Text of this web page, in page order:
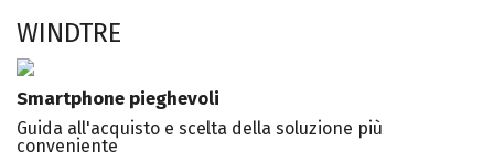
WINDTRE
Smartphone pieghevoli
Guida all'acquisto e scelta della soluzione più
conveniente